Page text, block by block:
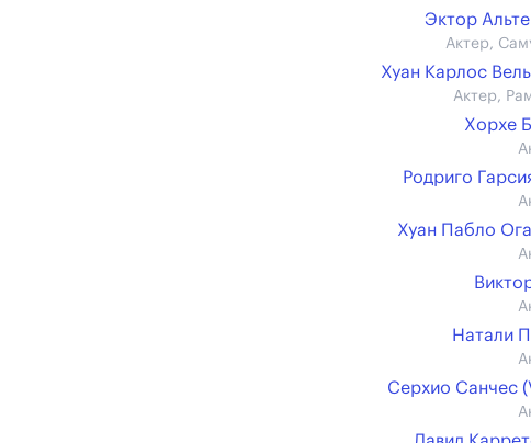
Эктор
Актер,
Хуан Карлос
Актер,
Хорхе
Родриго
Хуан Пабло
Натали
Серхио Санчес